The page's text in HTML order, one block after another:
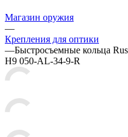
Магазин оружия
—
Крепления для оптики
—Быстросъемные кольца
H9 050-AL-34-9-R